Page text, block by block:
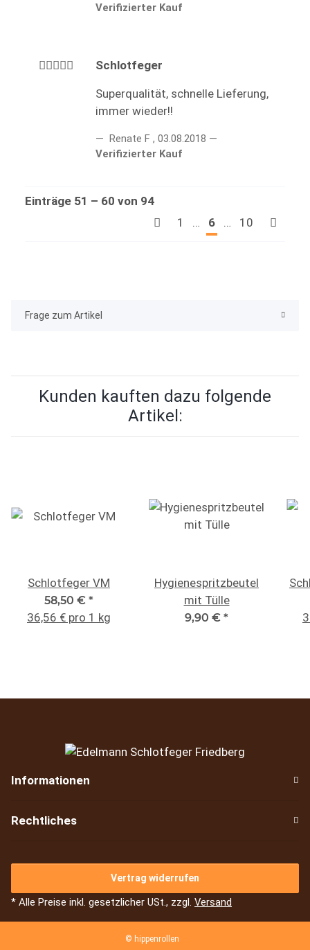
Verifizierter Kauf
Schlotfeger
Superqualität, schnelle Lieferung,
immer wieder!!
Renate F , 03.08.2018
Verifizierter Kauf
Einträge 51 – 60 von 94
1
… 6 … 10
Frage zum Artikel
Kunden kauften dazu folgende
Artikel:
Schlotfeger VM
58,50 € *
36,56 € pro 1 kg
Hygienespritzbeutel
mit Tülle
9,90 € *
Informationen
Rechtliches
Vertrag widerrufen
* Alle Preise inkl. gesetzlicher USt., zzgl. Versand
© hippenrollen